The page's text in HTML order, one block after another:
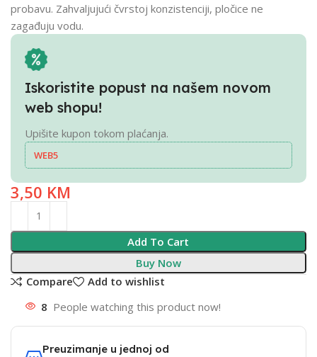
probavu. Zahvaljujući čvrstoj konzistenciji, pločice ne
zagađuju vodu.
Iskoristite popust na našem novom
web shopu!
Upišite kupon tokom plaćanja.
WEB5
3,50 KM
Add To Cart
Buy Now
Compare
Add to wishlist
8 People watching this product now!
Preuzimanje u jednoj od